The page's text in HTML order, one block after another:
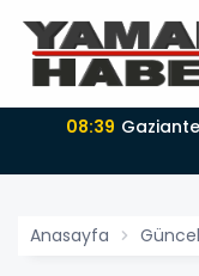
08:39
Anasayfa Güncel